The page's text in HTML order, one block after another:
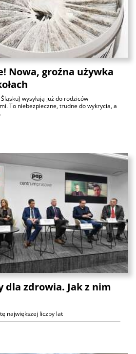
Nowa, groźna używka
wysyłają już do rodziców
To niebezpieczne, trudne do wykrycia, a
dla zdrowia. Jak z nim
największej liczby lat